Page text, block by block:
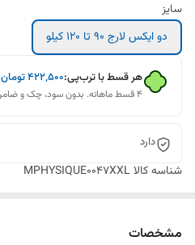
سایز
دو ایکس لارج 90 تا 120 کیلو
هر قسط با ترب‌پی:۴۲۲٬۵۰۰تومان
۴ قسط ماهانه. بدون سود، چک و ضامن.
دارد
شناسه کالاMPHYSIQUE0047XXL
مشخصات